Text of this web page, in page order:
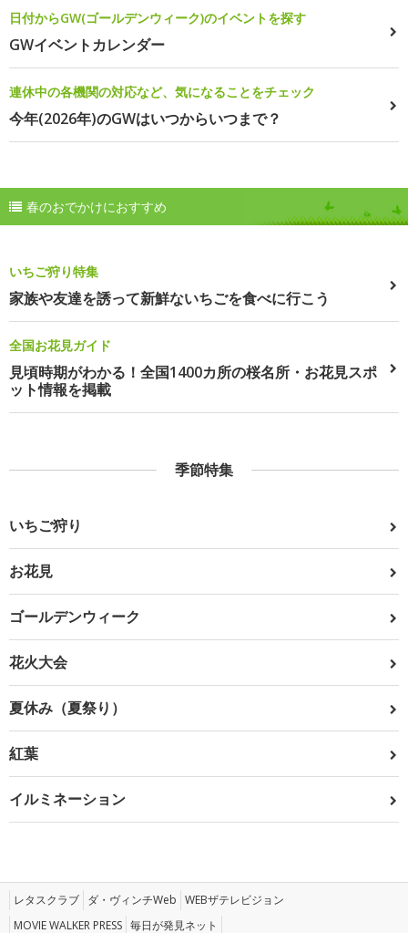
日付からGW(ゴールデンウィーク)のイベントを探す
GWイベントカレンダー
連休中の各機関の対応など、気になることをチェック
今年(2026年)のGWはいつからいつまで？
春のおでかけにおすすめ
いちご狩り特集
家族や友達を誘って新鮮ないちごを食べに行こう
全国お花見ガイド
見頃時期がわかる！全国1400カ所の桜名所・お花見スポ
ット情報を掲載
季節特集
いちご狩り
お花見
ゴールデンウィーク
花火大会
夏休み（夏祭り）
紅葉
イルミネーション
レタスクラブ ダ・ヴィンチWeb WEBザテレビジョン
MOVIE WALKER PRESS 毎日が発見ネット